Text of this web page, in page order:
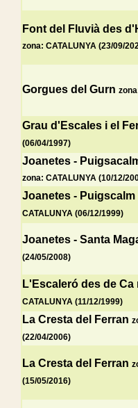
Font del Fluvià des
zona: CATALUNYA (23/09/
Gorgues del Gurn
Grau d'Escales i el
(06/04/1997)
Joanetes -
zona: CATALUNYA (10/12/
Joanetes -
CATALUNYA (06/12/1999)
Joanetes - Santa
(24/05/2008)
L'Escaleró des de
CATALUNYA (11/12/1999)
La Cresta del Ferran
(22/04/2006)
La Cresta del Ferran
(15/05/2016)